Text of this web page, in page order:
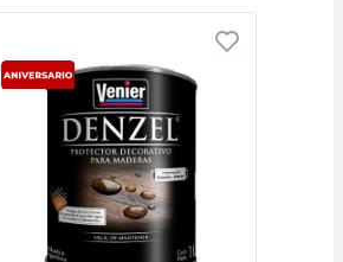
Vista rápida